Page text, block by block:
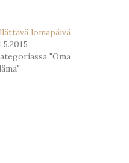
lomapäivä
"Oma